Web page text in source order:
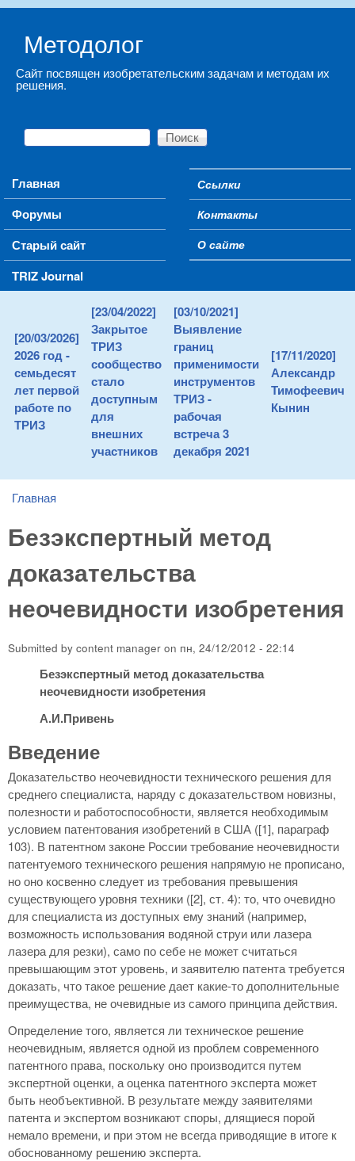
Методолог
Сайт посвящен изобретательским задачам и методам их
решения.
Форма поиска
Поиск
Main menu
Главная
Форумы
Старый сайт
TRIZ Journal
Secondary menu
Ссылки
Контакты
О сайте
[20/03/2026]
2026 год -
семьдесят
лет первой
работе по
ТРИЗ
[23/04/2022]
Закрытое
ТРИЗ
сообщество
стало
доступным
для
внешних
участников
[03/10/2021]
Выявление
границ
применимости
инструментов
ТРИЗ -
рабочая
встреча 3
декабря 2021
[17/11/2020]
Александр
Тимофеевич
Кынин
You are here
Главная
Безэкспертный метод
доказательства
неочевидности изобретения
Submitted by content manager on пн, 24/12/2012 - 22:14
Безэкспертный метод доказательства
неочевидности изобретения
А.И.Привень
Введение
Доказательство неочевидности технического решения для
среднего специалиста, наряду с доказательством новизны,
полезности и работоспособности, является необходимым
условием патентования изобретений в США ([1], параграф
103). В патентном законе России требование неочевидности
патентуемого технического решения напрямую не прописано,
но оно косвенно следует из требования превышения
существующего уровня техники ([2], ст. 4): то, что очевидно
для специалиста из доступных ему знаний (например,
возможность использования водяной струи или лазера
лазера для резки), само по себе не может считаться
превышающим этот уровень, и заявителю патента требуется
доказать, что такое решение дает какие-то дополнительные
преимущества, не очевидные из самого принципа действия.
Определение того, является ли техническое решение
неочевидным, является одной из проблем современного
патентного права, поскольку оно производится путем
экспертной оценки, а оценка патентного эксперта может
быть необъективной. В результате между заявителями
патента и экспертом возникают споры, длящиеся порой
немало времени, и при этом не всегда приводящие в итоге к
обоснованному решению эксперта.